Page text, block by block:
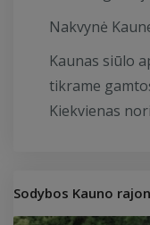
Nakvynė
Kaunas siūlo
tikrame
Kiekvienas
Sodybos Kauno